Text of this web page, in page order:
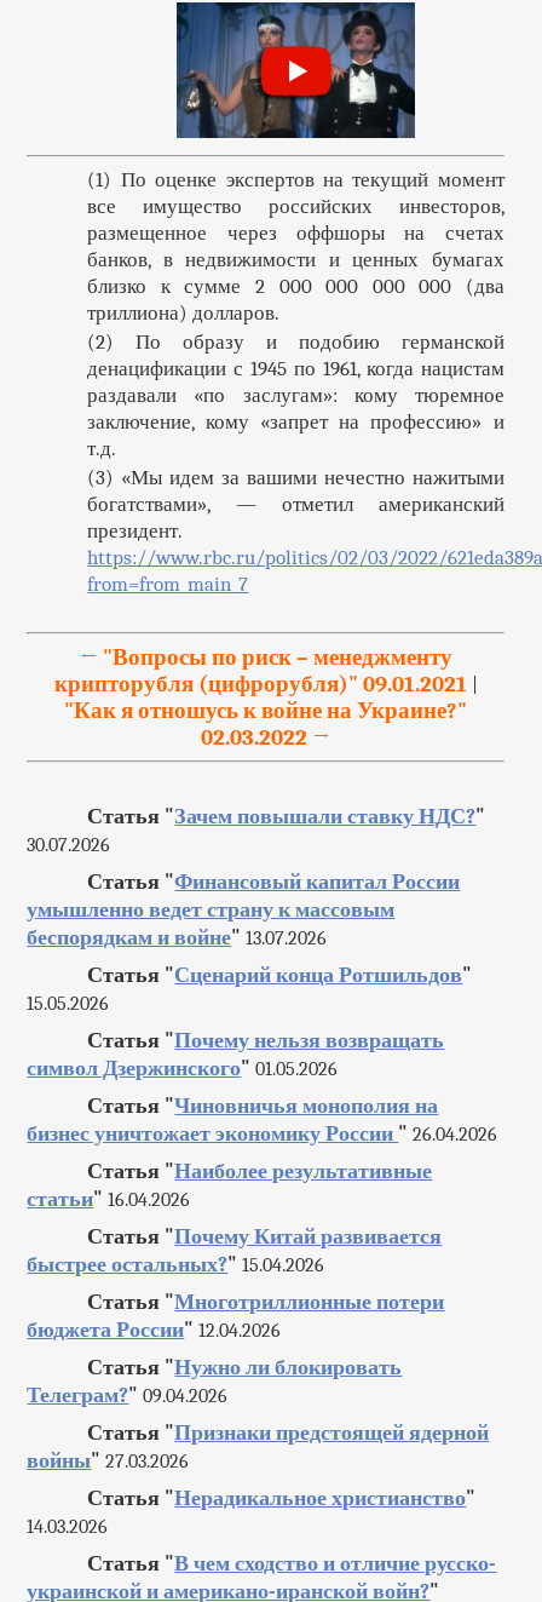
(1) По оценке экспертов на текущий момент
все имущество российских инвесторов,
размещенное через оффшоры на счетах
банков, в недвижимости и ценных бумагах
близко к сумме 2 000 000 000 000 (два
триллиона) долларов.
(2) По образу и подобию германской
денацификации с 1945 по 1961, когда нацистам
раздавали «по заслугам»: кому тюремное
заключение, кому «запрет на профессию» и
т.д.
(3) «Мы идем за вашими нечестно нажитыми
богатствами», — отметил американский
президент.
https://www.rbc.ru/politics/02/03/2022/
from=from_main_7
← "Вопросы по риск – менеджменту
крипторубля (цифрорубля)" 09.01.2021
"Как я отношусь к войне на Украине?"
02.03.2022 →
Статья "Зачем повышали ставку НДС?"
30.07.2026
Статья "Финансовый капитал России
умышленно ведет страну к массовым
беспорядкам и войне" 13.07.2026
Статья "Сценарий конца Ротшильдов"
15.05.2026
Статья "Почему нельзя возвращать
символ Дзержинского" 01.05.2026
Статья "Чиновничья монополия на
бизнес уничтожает экономику России " 26.04.2026
Статья "Наиболее результативные
статьи" 16.04.2026
Статья "Почему Китай развивается
быстрее остальных?" 15.04.2026
Статья "Многотриллионные потери
бюджета России" 12.04.2026
Статья "Нужно ли блокировать
Телеграм?" 09.04.2026
Статья "Признаки предстоящей ядерной
войны" 27.03.2026
Статья "Нерадикальное христианство"
14.03.2026
Статья "В чем сходство и отличие русско-
украинской и американо-иранской войн?"